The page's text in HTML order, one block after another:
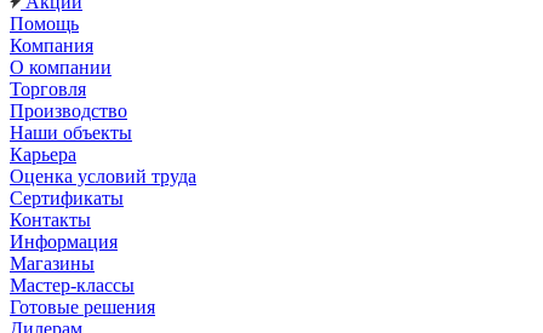
Помощь
Компания
О компании
Торговля
Производство
Наши объекты
Карьера
Оценка условий труда
Сертификаты
Контакты
Информация
Магазины
Мастер-классы
Готовые решения
Дилерам